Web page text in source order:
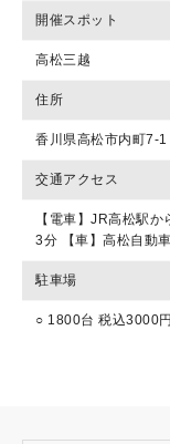
開催スポット
高松三越
住所
香川県高松市内町7-1
交通アクセス
【電車】JR高松駅
3分 【車】高松自動
駐車場
○ 1800台 税込3000